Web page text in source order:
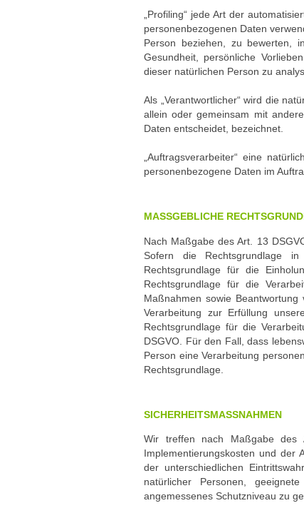
„Profiling“ jede Art der
personenbezogenen Daten
Person beziehen, zu bewerten,
Gesundheit, persönliche
dieser natürlichen Person zu
Als „Verantwortlicher“ wird die
allein oder gemeinsam mit
Daten entscheidet, bezeichnet.
„Auftragsverarbeiter“ eine
personenbezogene Daten im
MASSGEBLICHE
Nach Maßgabe des Art. 13
Sofern die Rechtsgrundlage
Rechtsgrundlage für die
Rechtsgrundlage für die
Maßnahmen sowie
Verarbeitung zur Erfüllung
Rechtsgrundlage für die
DSGVO. Für den Fall, dass
Person eine Verarbeitung
Rechtsgrundlage.
SICHERHEITSMASSNAHMEN
Wir treffen nach Maßgabe des
Implementierungskosten und der
der unterschiedlichen
natürlicher Personen,
angemessenes Schutzniveau zu